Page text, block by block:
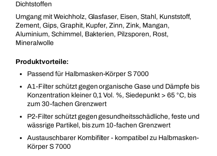
Dichtstoffen
Umgang mit Weichholz, Glasfaser, Eisen, Stahl, Kunststoff,
Zement, Gips, Graphit, Kupfer, Zinn, Zink, Mangan,
Aluminium, Schimmel, Bakterien, Pilzsporen, Rost,
Mineralwolle
Produktvorteile:
Passend für Halbmasken-Körper S 7000
A1-Filter schützt gegen organische Gase und Dämpfe bis
Konzentration kleiner 0,1 Vol. %, Siedepunkt > 65 °C, bis
zum 30-fachen Grenzwert
P2-Filter schützt gegen gesundheitsschädliche, feste und
wässrige Partikel, bis zum 10-fachen Grenzwert
Austauschbarer Kombifilter - kompatibel zu Halbmasken-
Körper S 7000